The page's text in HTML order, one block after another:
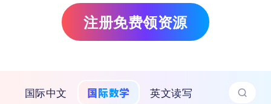
注册免费领资源
国际中文 国际数学 英文读写